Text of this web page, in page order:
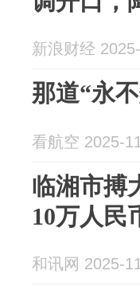
新浪财经
那道“永
看航空 2025-
临湘市搏
10万人民
和讯网 2025-